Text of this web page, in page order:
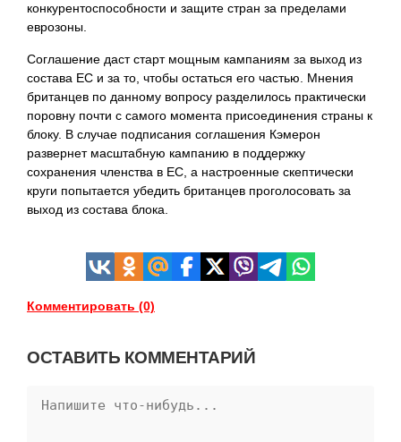
конкурентоспособности и защите стран за пределами
еврозоны.
Соглашение даст старт мощным кампаниям за выход из
состава ЕС и за то, чтобы остаться его частью. Мнения
британцев по данному вопросу разделилось практически
поровну почти с самого момента присоединения страны к
блоку. В случае подписания соглашения Кэмерон
развернет масштабную кампанию в поддержку
сохранения членства в ЕС, а настроенные скептически
круги попытается убедить британцев проголосовать за
выход из состава блока.
Комментировать (0)
ОСТАВИТЬ КОММЕНТАРИЙ